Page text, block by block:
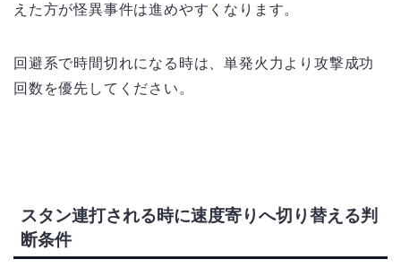
えた方が怪異事件は進めやすくなります。
回避系で時間切れになる時は、単発火力より攻撃成功
回数を優先してください。
スタン連打される時に速度寄りへ切り替える判
断条件